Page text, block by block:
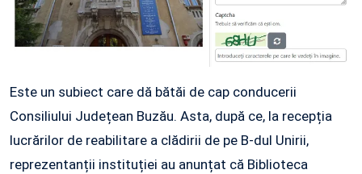
Este un subiect care dă bătăi de cap conducerii
Consiliului Județean Buzău. Asta, după ce, la recepția
lucrărilor de reabilitare a clădirii de pe B-dul Unirii,
reprezentanții instituției au anunțat că Biblioteca